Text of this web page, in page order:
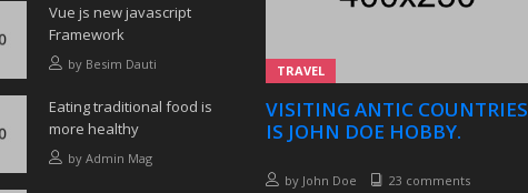
Vue js new javascript
Framework
by Besim Dauti
Eating traditional food is
more healthy
by Admin Mag
TRAVEL
VISITING ANTIC COUNTRIES
IS JOHN DOE HOBBY.
by John Doe 23 comments